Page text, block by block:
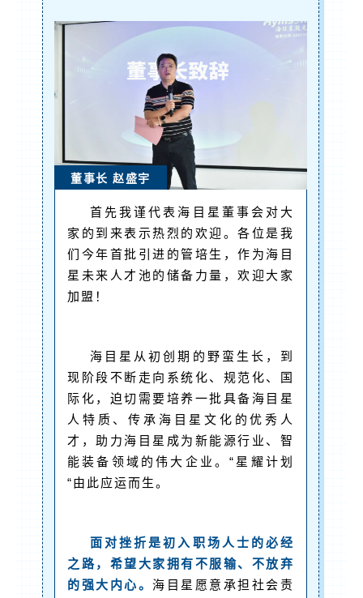
董事长 赵盛宇
首先我谨代表海目星董事会对大
家的到来表示热烈的欢迎。各位是我
们今年首批引进的管培生，作为海目
星未来人才池的储备力量，欢迎大家
加盟！
海目星从初创期的野蛮生长，到
现阶段不断走向系统化、规范化、国
际化，迫切需要培养一批具备海目星
人特质、传承海目星文化的优秀人
才，助力海目星成为新能源行业、智
能装备领域的伟大企业。“星耀计划
“由此应运而生。
面对挫折是初入职场人士的必经
之路，希望大家拥有不服输、不放弃
的强大内心。 海目星愿意承担社会责